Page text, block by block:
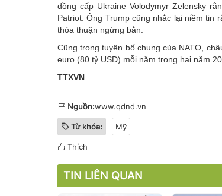
đồng cấp Ukraine Volodymyr Zelensky
Patriot. Ông Trump cũng nhắc lại niềm tin
thỏa thuận ngừng bắn.
Cũng trong tuyên bố chung của NATO,
euro (80 tỷ USD) mỗi năm trong hai năm
TTXVN
Nguồn:www.qdnd.vn
Từ khóa: Mỹ
Thích
TIN LIÊN QUAN